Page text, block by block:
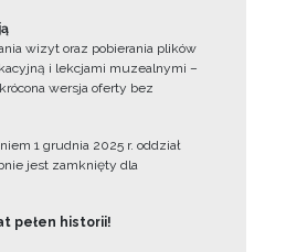
wizyt oraz pobierania plików
i lekcjami muzealnymi –
wersja oferty bez
1 grudnia 2025 r. oddział
jest zamknięty dla
pełen historii!